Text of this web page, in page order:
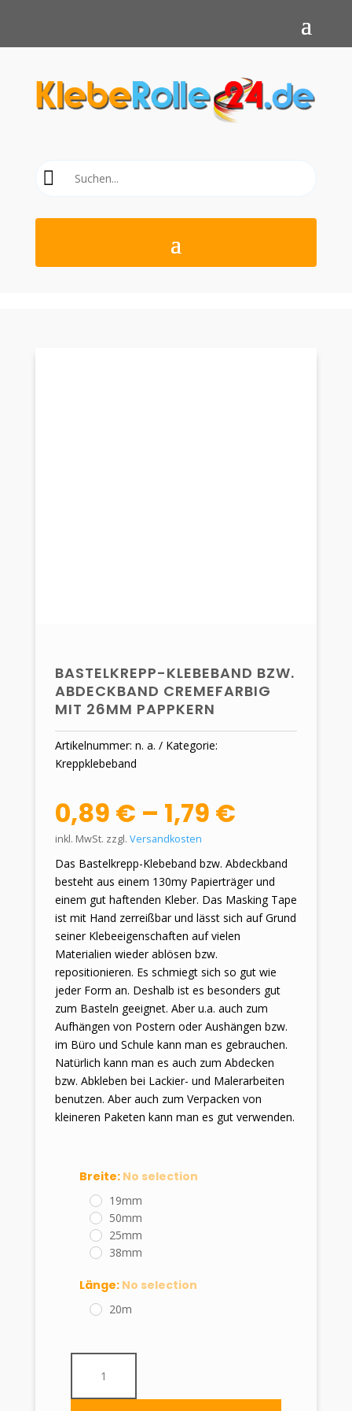
BASTELKREPP-KLEBEBAND BZW.
ABDECKBAND CREMEFARBIG
MIT 26MM PAPPKERN
Artikelnummer: n. a.
Kategorie:
Kreppklebeband
0,89 € – 1,79 €
inkl. MwSt. zzgl. Versandkosten
Das Bastelkrepp-Klebeband bzw. Abdeckband
besteht aus einem 130my Papierträger und
einem gut haftenden Kleber. Das Masking Tape
ist mit Hand zerreißbar und lässt sich auf Grund
seiner Klebeeigenschaften auf vielen
Materialien wieder ablösen bzw.
repositionieren. Es schmiegt sich so gut wie
jeder Form an. Deshalb ist es besonders gut
zum Basteln geeignet. Aber u.a. auch zum
Aufhängen von Postern oder Aushängen bzw.
im Büro und Schule kann man es gebrauchen.
Natürlich kann man es auch zum Abdecken
bzw. Abkleben bei Lackier- und Malerarbeiten
benutzen. Aber auch zum Verpacken von
kleineren Paketen kann man es gut verwenden.
Breite: No selection
19mm
50mm
25mm
38mm
Länge: No selection
20m
Klebeband
bzw.